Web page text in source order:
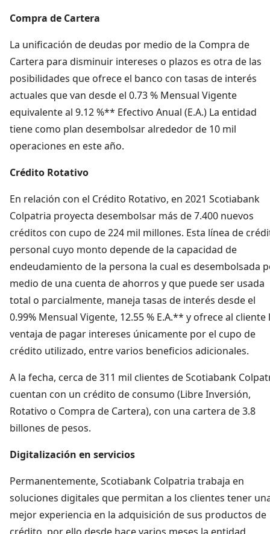
Compra de Cartera
La unificación de deudas por medio de la Compra de
Cartera para disminuir intereses o plazos es otra de las
posibilidades que ofrece el banco con tasas de interés
actuales que van desde el 0.73 % Mensual Vigente
equivalente al 9.12 %** Efectivo Anual (E.A.) La entidad
tiene como plan desembolsar alrededor de 10 mil
operaciones en este año.
Crédito Rotativo
En relación con el Crédito Rotativo, en 2021 Scotiabank
Colpatria proyecta desembolsar más de 7.400 nuevos
créditos con cupo de 224 mil millones. Esta línea de
personal cuyo monto depende de la capacidad de
endeudamiento de la persona la cual es desembolsada
medio de una cuenta de ahorros y que puede ser usada
total o parcialmente, maneja tasas de interés desde el
0.99% Mensual Vigente, 12.55 % E.A.** y ofrece al cliente
ventaja de pagar intereses únicamente por el cupo de
crédito utilizado, entre varios beneficios adicionales.
A la fecha, cerca de 311 mil clientes de Scotiabank
cuentan con un crédito de consumo (Libre Inversión,
Rotativo o Compra de Cartera), con una cartera de 3.8
billones de pesos.
Digitalización en servicios
Permanentemente, Scotiabank Colpatria trabaja en
soluciones digitales que permitan a los clientes tener
mejor experiencia en la adquisición de sus productos de